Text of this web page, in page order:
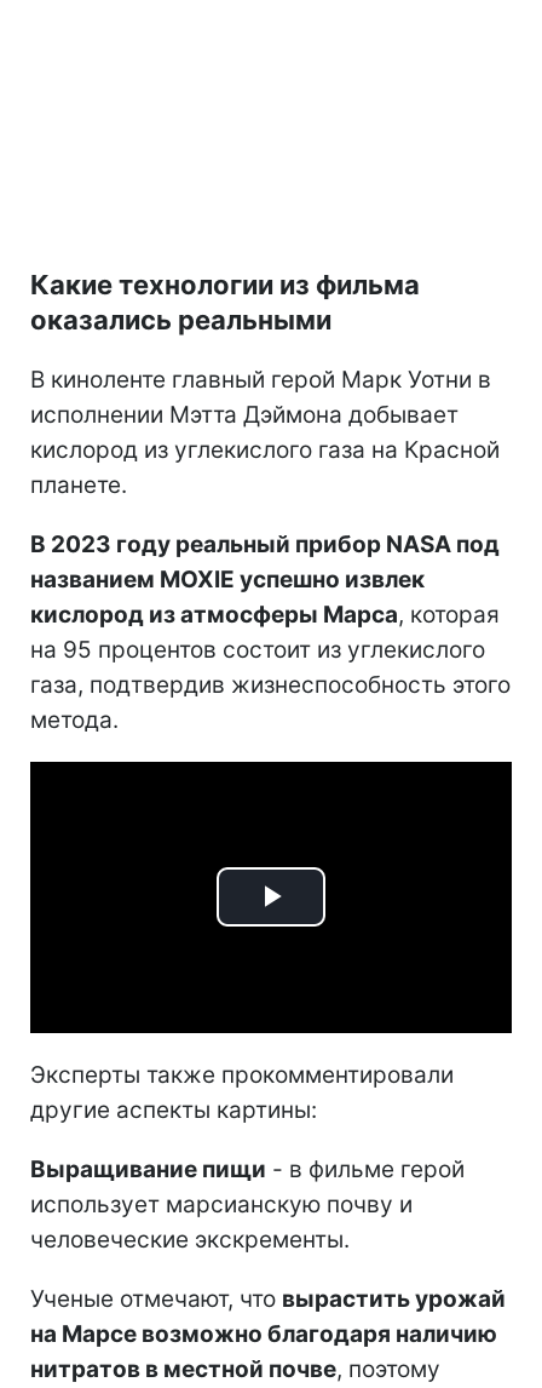
Какие технологии из фильма
оказались реальными
В киноленте главный герой Марк Уотни в
исполнении Мэтта Дэймона добывает
кислород из углекислого газа на Красной
планете.
В 2023 году реальный прибор NASA под
названием MOXIE успешно извлек
кислород из атмосферы Марса, которая
на 95 процентов состоит из углекислого
газа, подтвердив жизнеспособность этого
метода.
Play
Эксперты также прокомментировали
другие аспекты картины:
Выращивание пищи - в фильме герой
использует марсианскую почву и
человеческие экскременты.
Ученые отмечают, что вырастить урожай
на Марсе возможно благодаря наличию
нитратов в местной почве, поэтому